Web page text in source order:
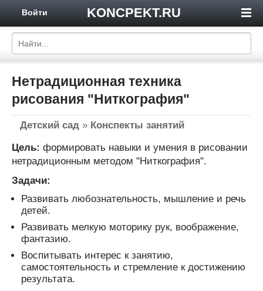
KONCPEKT.RU
Войти
Нетрадиционная техника
рисования "Ниткография"
Детский сад » Конспекты занятий
Цель: формировать навыки и умения в рисовании
нетрадиционным методом "Ниткография".
Задачи:
Развивать любознательность, мышление и речь
детей.
Развивать мелкую моторику рук, воображение,
фантазию.
Воспитывать интерес к занятию,
самостоятельность и стремление к достижению
результата.